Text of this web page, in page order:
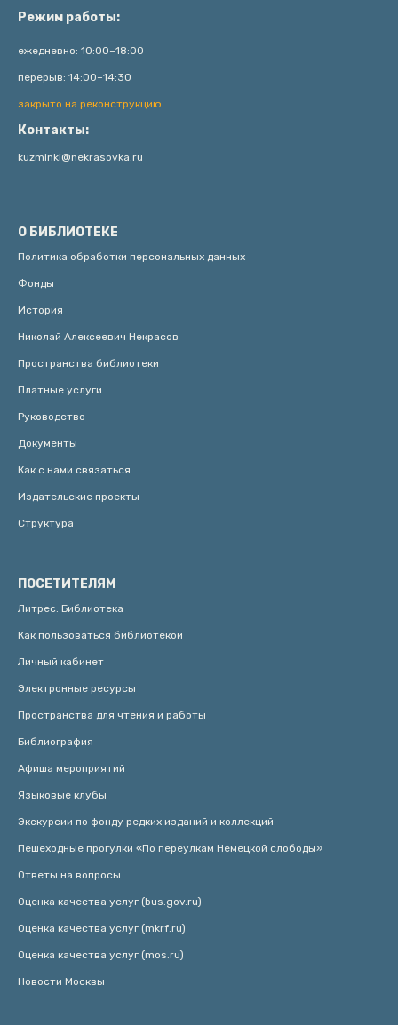
Режим работы:
ежедневно: 10:00–18:00
перерыв: 14:00–14:30
закрыто на реконструкцию
Контакты:
kuzminki@nekrasovka.ru
О БИБЛИОТЕКЕ
Политика обработки персональных данных
Фонды
История
Николай Алексеевич Некрасов
Пространства библиотеки
Платные услуги
Руководство
Документы
Как с нами связаться
Издательские проекты
Структура
ПОСЕТИТЕЛЯМ
Литрес: Библиотека
Как пользоваться библиотекой
Личный кабинет
Электронные ресурсы
Пространства для чтения и работы
Библиография
Афиша мероприятий
Языковые клубы
Экскурсии по фонду редких изданий и коллекций
Пешеходные прогулки «По переулкам Немецкой слободы»
Ответы на вопросы
Оценка качества услуг (bus.gov.ru)
Оценка качества услуг (mkrf.ru)
Оценка качества услуг (mos.ru)
Новости Москвы